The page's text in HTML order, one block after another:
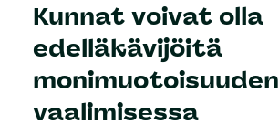
Kunnat voivat olla
edelläkävijöitä
monimuotoisuuden
vaalimisessa